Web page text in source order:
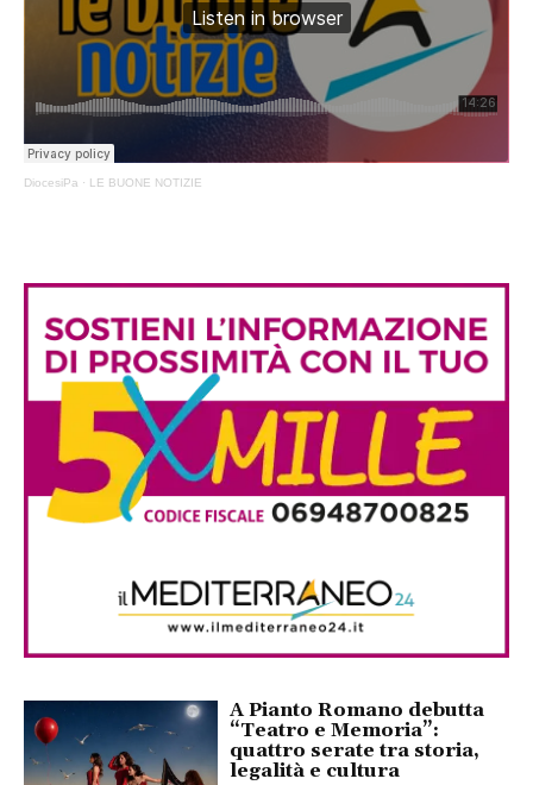
DiocesiPa · LE BUONE NOTIZIE
A Pianto Romano debutta
“Teatro e Memoria”:
quattro serate tra storia,
legalità e cultura